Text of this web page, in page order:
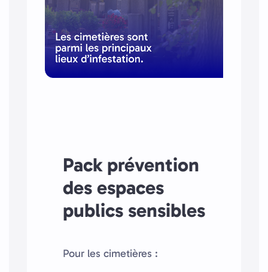
Pack prévention
des espaces
publics sensibles
Pour les cimetières :